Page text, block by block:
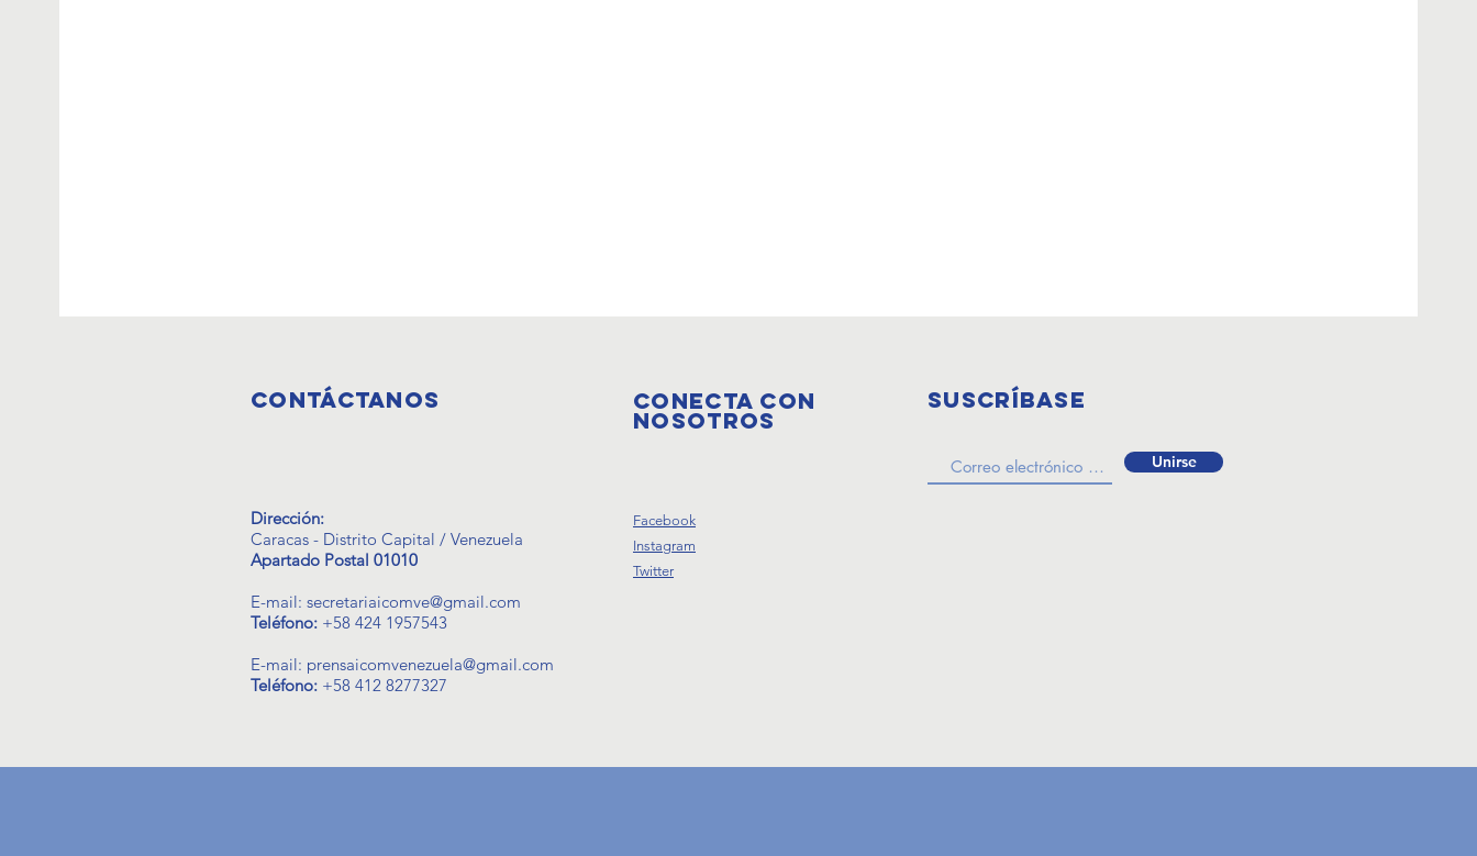
CONTáCTANOS
Dirección:
Caracas - Distrito Capital / Venezuela
Apartado Postal 01010
E-mail: secretariaicomve@gmail.com
Teléfono: +58 424 1957543
E-mail: prensaicomvenezuela@gmail.com
Teléfono: +58 412 8277327
Conecta con
nosotros
Facebook
Instagram
Twitter
Suscríbase
Unirse